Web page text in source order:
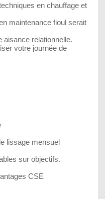
en chauffage et
maintenance fioul serait
aisance relationnelle.
votre journée de
lissage mensuel
sur objectifs.
CSE